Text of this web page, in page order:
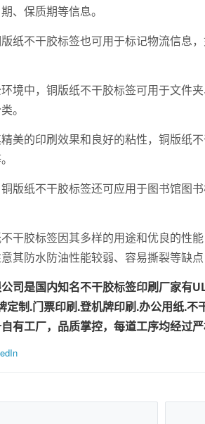
、保质期等信息。
不干胶标签也可用于标记物流信息
中，铜版纸不干胶标签可用于文件夹
。
的印刷效果和良好的粘性，铜版纸
纸不干胶标签还可应用于图书馆图
胶标签因其多样的用途和优良的性
其防水防油性能较弱、容易撕裂等缺
是国内知名不干胶标签印刷厂家有
定制.门票印刷.登机牌印刷.办公用纸.
有工厂，品质掌控，每道工序均经过